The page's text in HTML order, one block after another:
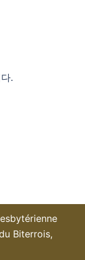
.
Biterrois,